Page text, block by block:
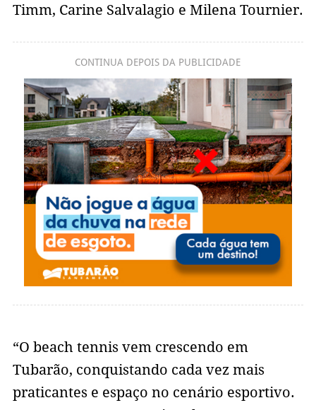
Timm, Carine Salvalagio e Milena Tournier.
CONTINUA DEPOIS DA PUBLICIDADE
“O beach tennis vem crescendo em
Tubarão, conquistando cada vez mais
praticantes e espaço no cenário esportivo.